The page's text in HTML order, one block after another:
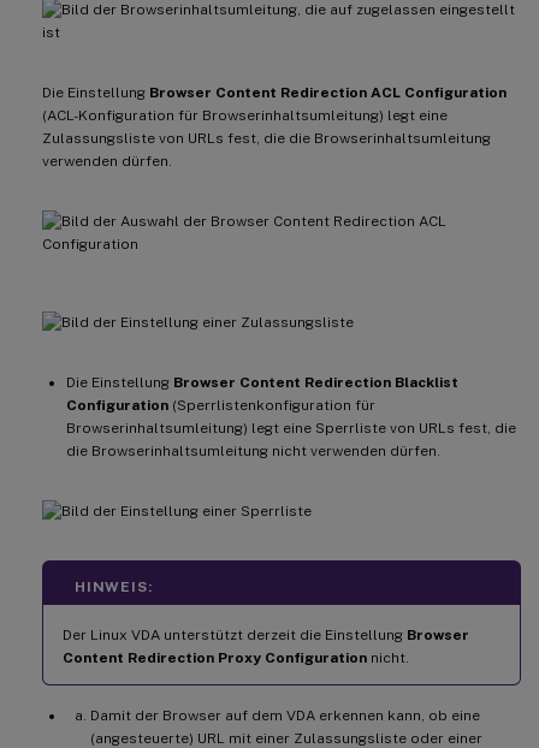
Die Einstellung Browser Content Redirection ACL Configuration
(ACL-Konfiguration für Browserinhaltsumleitung) legt eine
Zulassungsliste von URLs fest, die die Browserinhaltsumleitung
verwenden dürfen.
Die Einstellung Browser Content Redirection Blacklist
Configuration (Sperrlistenkonfiguration für
Browserinhaltsumleitung) legt eine Sperrliste von URLs fest, die
die Browserinhaltsumleitung nicht verwenden dürfen.
HINWEIS:
Der Linux VDA unterstützt derzeit die Einstellung Browser
Content Redirection Proxy Configuration nicht.
Damit der Browser auf dem VDA erkennen kann, ob eine
(angesteuerte) URL mit einer Zulassungsliste oder einer